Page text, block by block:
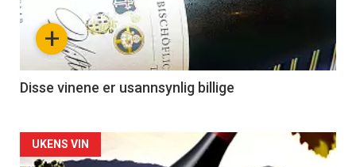
+
Disse vinene er usannsynlig billige
Forsiden
UKENS VIN